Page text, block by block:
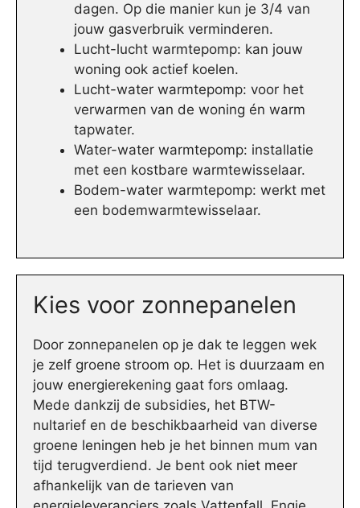
dagen. Op die manier kun je 3/4 van
jouw gasverbruik verminderen.
Lucht-lucht warmtepomp: kan jouw
woning ook actief koelen.
Lucht-water warmtepomp: voor het
verwarmen van de woning én warm
tapwater.
Water-water warmtepomp: installatie
met een kostbare warmtewisselaar.
Bodem-water warmtepomp: werkt met
een bodemwarmtewisselaar.
Kies voor zonnepanelen
Door zonnepanelen op je dak te leggen wek
je zelf groene stroom op. Het is duurzaam en
jouw energierekening gaat fors omlaag.
Mede dankzij de subsidies, het BTW-
nultarief en de beschikbaarheid van diverse
groene leningen heb je het binnen mum van
tijd terugverdiend. Je bent ook niet meer
afhankelijk van de tarieven van